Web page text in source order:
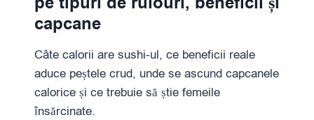
capcane
Câte calorii are sushi-ul, ce beneficii reale
aduce peștele crud, unde se ascund capcanele
calorice și ce trebuie să știe femeile
însărcinate.